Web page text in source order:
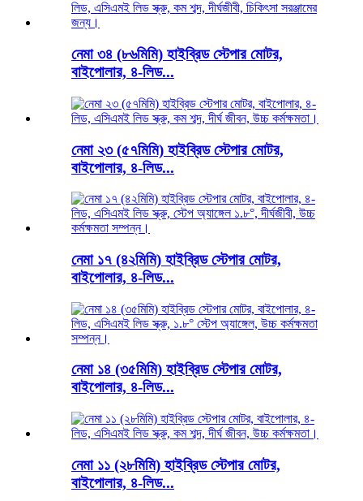
নেমা ৩৪ (৮৬মিমি) হাইব্রিড স্টেপার মোটর,
বাইপোলার, ৪-লিড...
নেমা ২৩ (৫৭মিমি) হাইব্রিড স্টেপার মোটর,
বাইপোলার, ৪-লিড...
নেমা ১৭ (৪২মিমি) হাইব্রিড স্টেপার মোটর,
বাইপোলার, ৪-লিড...
নেমা ১৪ (৩৫মিমি) হাইব্রিড স্টেপার মোটর,
বাইপোলার, ৪-লিড...
নেমা ১১ (২৮মিমি) হাইব্রিড স্টেপার মোটর,
বাইপোলার, ৪-লিড...